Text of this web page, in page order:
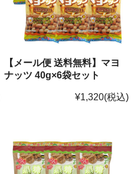
【メール便 送料無料】マヨ
ナッツ 40g×6袋セット
¥1,320(税込)